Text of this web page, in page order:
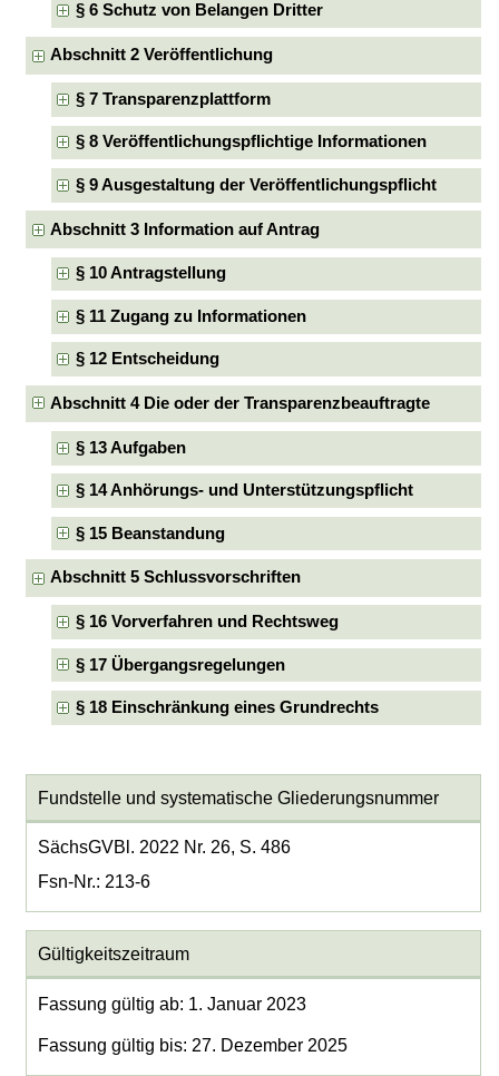
§ 6 Schutz von Belangen Dritter
Abschnitt 2 Veröffentlichung
§ 7 Transparenzplattform
§ 8 Veröffentlichungspflichtige Informationen
§ 9 Ausgestaltung der Veröffentlichungspflicht
Abschnitt 3 Information auf Antrag
§ 10 Antragstellung
§ 11 Zugang zu Informationen
§ 12 Entscheidung
Abschnitt 4 Die oder der Transparenzbeauftragte
§ 13 Aufgaben
§ 14 Anhörungs- und Unterstützungspflicht
§ 15 Beanstandung
Abschnitt 5 Schlussvorschriften
§ 16 Vorverfahren und Rechtsweg
§ 17 Übergangsregelungen
§ 18 Einschränkung eines Grundrechts
Fundstelle und systematische Gliederungsnummer
SächsGVBl. 2022 Nr. 26, S. 486
Fsn-Nr.: 213-6
Gültigkeitszeitraum
Fassung gültig ab: 1. Januar 2023
Fassung gültig bis: 27. Dezember 2025